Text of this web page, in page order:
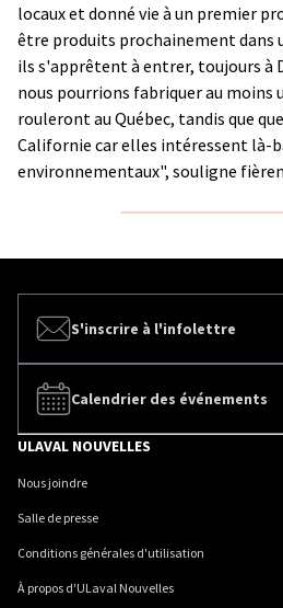
locaux et donné vie à un premier
être produits prochainement dans
ils s'apprêtent à entrer, toujours à
nous pourrions fabriquer au moins
rouleront au Québec, tandis que
Californie car elles intéressent là-
environnementaux", souligne
S'inscrire à l'infolettre
Calendrier des événements
ULAVAL NOUVELLES
Nous joindre
Salle de presse
Conditions générales d'utilisation
À propos d'ULaval Nouvelles